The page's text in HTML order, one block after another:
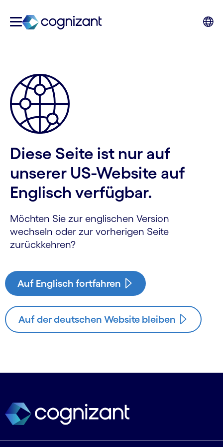
Diese Seite ist nur auf
unserer US-Website auf
Englisch verfügbar.
Möchten Sie zur englischen Version
wechseln oder zur vorherigen Seite
zurückkehren?
Auf Englisch fortfahren
Auf der deutschen Website bleiben